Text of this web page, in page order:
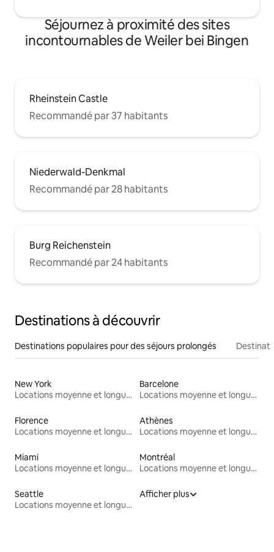
Séjournez à proximité des sites
incontournables de Weiler bei Bingen
Rheinstein Castle
Recommandé par 37 habitants
Niederwald-Denkmal
Recommandé par 28 habitants
Burg Reichenstein
Recommandé par 24 habitants
Destinations à découvrir
Destinations populaires pour des séjours prolongés
New York
Locations moyenne et longue durée
Barcelone
Locations moyenne et longue durée
Florence
Locations moyenne et longue durée
Athènes
Locations moyenne et longue durée
Miami
Locations moyenne et longue durée
Montréal
Locations moyenne et longue durée
Seattle
Locations moyenne et longue durée
Afficher plus